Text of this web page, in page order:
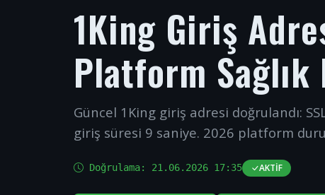
1King Giriş
Platform Sağlık
Güncel 1King giriş adresi doğrulandı:
giriş süresi 9 saniye. 2026 platform
Doğrulama: 21.06.2026 17:35 AKTIF